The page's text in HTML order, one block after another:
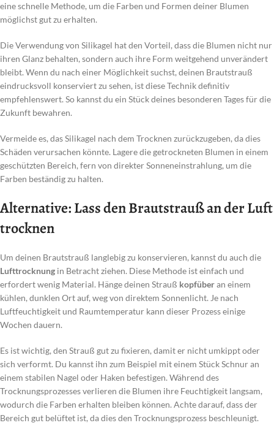
eine schnelle Methode, um die Farben und Formen deiner Blumen
möglichst gut zu erhalten.
Die Verwendung von Silikagel hat den Vorteil, dass die Blumen nicht nur
ihren Glanz behalten, sondern auch ihre Form weitgehend unverändert
bleibt. Wenn du nach einer Möglichkeit suchst, deinen Brautstrauß
eindrucksvoll konserviert zu sehen, ist diese Technik definitiv
empfehlenswert. So kannst du ein Stück deines besonderen Tages für die
Zukunft bewahren.
Vermeide es, das Silikagel nach dem Trocknen zurückzugeben, da dies
Schäden verursachen könnte. Lagere die getrockneten Blumen in einem
geschützten Bereich, fern von direkter Sonneneinstrahlung, um die
Farben beständig zu halten.
Alternative: Lass den Brautstrauß an der Luft
trocknen
Um deinen Brautstrauß langlebig zu konservieren, kannst du auch die
Lufttrocknung in Betracht ziehen. Diese Methode ist einfach und
erfordert wenig Material. Hänge deinen Strauß kopfüberan einem
kühlen, dunklen Ort auf, weg von direktem Sonnenlicht. Je nach
Luftfeuchtigkeit und Raumtemperatur kann dieser Prozess einige
Wochen dauern.
Es ist wichtig, den Strauß gut zu fixieren, damit er nicht umkippt oder
sich verformt. Du kannst ihn zum Beispiel mit einem Stück Schnur an
einem stabilen Nagel oder Haken befestigen. Während des
Trocknungsprozesses verlieren die Blumen ihre Feuchtigkeit langsam,
wodurch die Farben erhalten bleiben können. Achte darauf, dass der
Bereich gut belüftet ist, da dies den Trocknungsprozess beschleunigt.